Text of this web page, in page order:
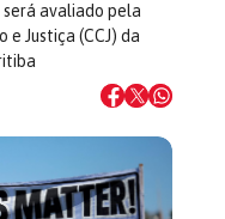
será avaliado pela
e Justiça (CCJ) da